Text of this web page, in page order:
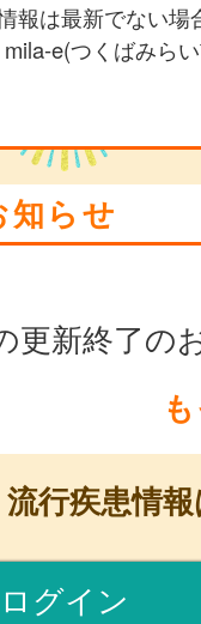
報は最新でない場
e(つくばみら
知らせ
更新終了の
流行疾患情
ログイン